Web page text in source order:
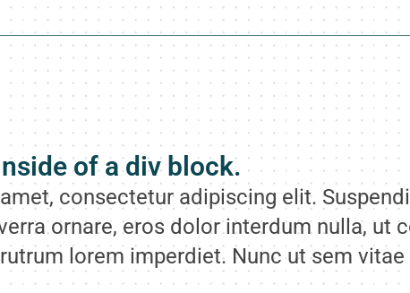
of a div block.
consectetur adipiscing elit.
ornare, eros dolor interdum nulla,
lorem imperdiet. Nunc ut sem